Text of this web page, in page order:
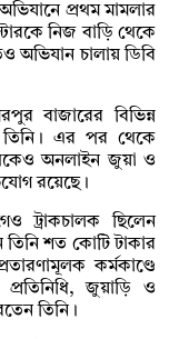
প্রথম মামলার
নিজ বাড়ি থেকে
অভিযান চালায় ডিবি
বাজারের বিভিন্ন
তিনি। এর পর থেকে
অনলাইন জুয়া ও
রয়েছে।
ট্রাকচালক ছিলেন
শত কোটি টাকার
কর্মকাণ্ডে
জুয়াড়ি ও
তিনি।